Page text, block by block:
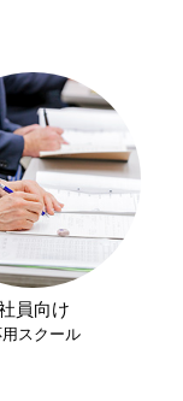
員向け
用スクール